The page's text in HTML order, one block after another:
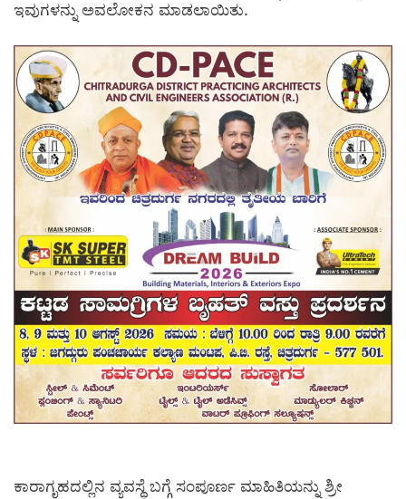
ಇವುಗಳನ್ನು ಅವಲೋಕನ ಮಾಡಲಾಯಿತು.
ಕಾರಾಗೃಹದಲ್ಲಿನ ವ್ಯವಸ್ಥೆ ಬಗ್ಗೆ ಸಂಪೂರ್ಣ ಮಾಹಿತಿಯನ್ನು ಶ್ರೀ